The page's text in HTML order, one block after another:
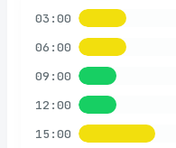
03:00
06:00
09:00
12:00
15:00